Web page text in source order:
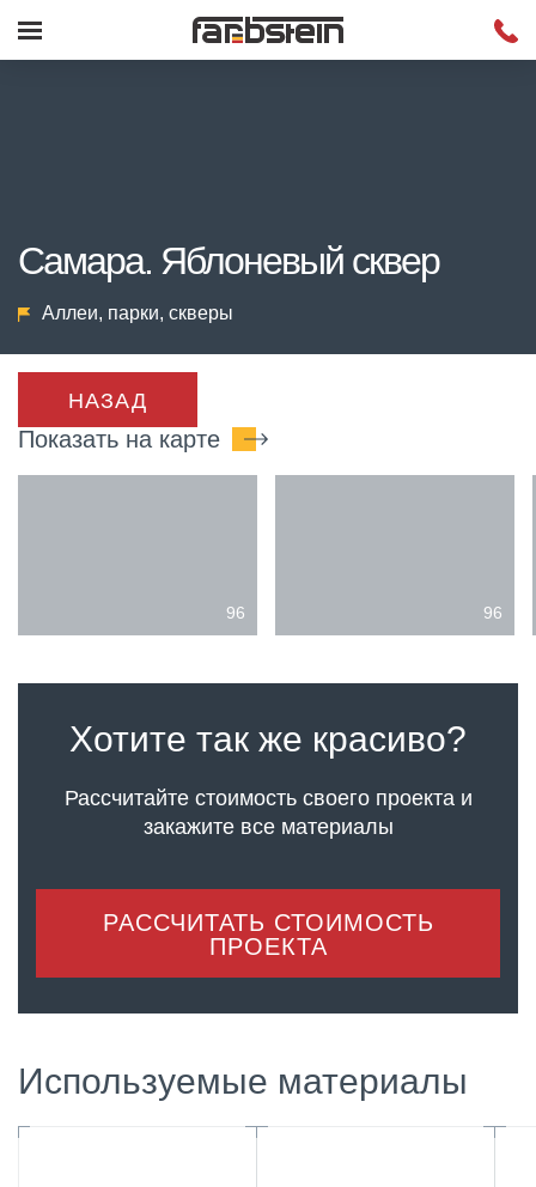
Самара. Яблоневый сквер
Аллеи, парки, скверы
НАЗАД
Показать на карте
96 96
Хотите так же красиво?
Рассчитайте стоимость своего проектаи
закажите все материалы
РАССЧИТАТЬ СТОИМОСТЬ
ПРОЕКТА
Используемые материалы